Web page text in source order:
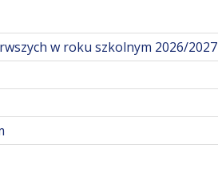
w roku szkolnym 2026/2027